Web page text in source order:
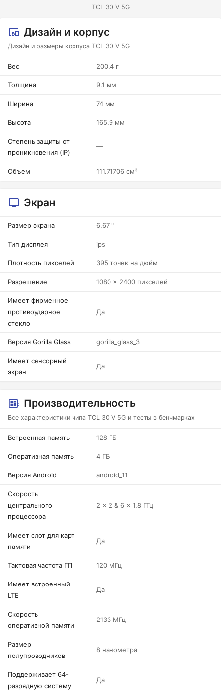
TCL 30 V 5G
Дизайн и корпус
Дизайн и размеры корпуса TCL 30 V 5G
Вес 200.4 г
Толщина 9.1 мм
Ширина 74 мм
Высота 165.9 мм
Степень защиты от
проникновения (IP)
—
Объем 111.71706 см³
Экран
Размер экрана 6.67 "
Тип дисплея ips
Плотность пикселей 395 точек на дюйм
Разрешение 1080 x 2400 пикселей
Имеет фирменное
противоударное
стекло
Да
Версия Gorilla Glass gorilla_glass_3
Имеет сенсорный
экран
Да
Производительность
Все характеристики чипа TCL 30 V 5G и тесты в бенчмарках
Встроенная память 128 ГБ
Оперативная память 4 ГБ
Версия Android android_11
Скорость
центрального
процессора
2 x 2 & 6 x 1.8 ГГц
Имеет слот для карт
памяти
Да
Тактовая частота ГП 120 МГц
Имеет встроенный
LTE
Да
Скорость
оперативной памяти
2133 МГц
Размер
полупроводников
8 нанометра
Поддерживает 64-
разрядную систему
Да